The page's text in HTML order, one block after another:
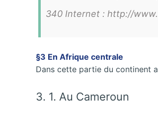
340 Internet : http://
§3 En Afrique centrale
Dans cette partie du continent
3. 1. Au Cameroun